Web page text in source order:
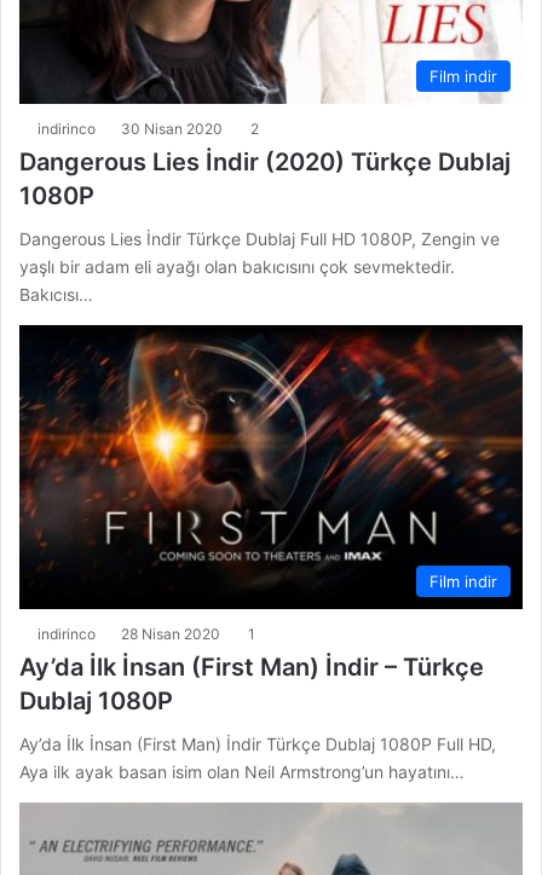
Film indir
indirinco 30 Nisan 2020 2
Dangerous Lies İndir (2020) Türkçe Dublaj
1080P
Dangerous Lies İndir Türkçe Dublaj Full HD 1080P, Zengin ve
yaşlı bir adam eli ayağı olan bakıcısını çok sevmektedir.
Bakıcısı…
Film indir
indirinco 28 Nisan 2020 1
Ay’da İlk İnsan (First Man) İndir – Türkçe
Dublaj 1080P
Ay’da İlk İnsan (First Man) İndir Türkçe Dublaj 1080P Full HD,
Aya ilk ayak basan isim olan Neil Armstrong’un hayatını…